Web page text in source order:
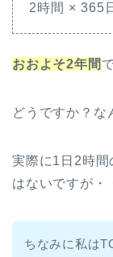
2時間 × 365
おおよそ2年間
どうですか？な
実際に1日2時
はないですが・
ちなみに私は